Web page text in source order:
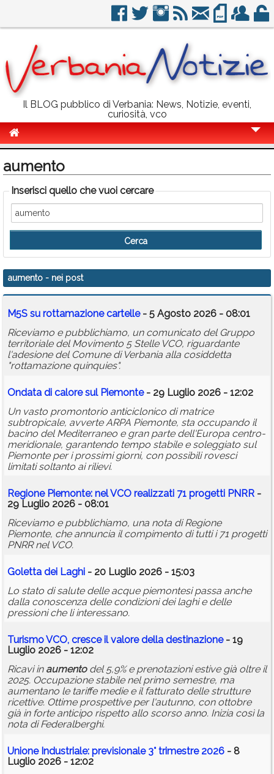
Il BLOG pubblico di Verbania: News, Notizie, eventi,
curiosità, vco
Politica
Sport
Eventi
Info Utili
Rubriche
Calendario
Annunci
aumento
Inserisci quello che vuoi cercare
aumento - nei post
M5S su rottamazione cartelle- 5 Agosto 2026 - 08:01
Riceviamo e pubblichiamo, un comunicato del Gruppo
territoriale del Movimento 5 Stelle VCO, riguardante
l'adesione del Comune di Verbania alla cosiddetta
"rottamazione quinquies".
Ondata di calore sul Piemonte- 29 Luglio 2026 - 12:02
Un vasto promontorio anticiclonico di matrice
subtropicale, avverte ARPA Piemonte, sta occupando il
bacino del Mediterraneo e gran parte dell'Europa centro-
meridionale, garantendo tempo stabile e soleggiato sul
Piemonte per i prossimi giorni, con possibili rovesci
limitati soltanto ai rilievi.
Regione Piemonte: nel VCO realizzati 71 progetti PNRR -
29 Luglio 2026 - 08:01
Riceviamo e pubblichiamo, una nota di Regione
Piemonte, che annuncia il compimento di tutti i 71 progetti
PNRR nel VCO.
Goletta dei Laghi - 20 Luglio 2026 - 15:03
Lo stato di salute delle acque piemontesi passa anche
dalla conoscenza delle condizioni dei laghi e delle
pressioni che li interessano.
Turismo VCO, cresce il valore della destinazione- 19
Luglio 2026 - 12:02
Ricavi in aumentodel 5,9% e prenotazioni estive già oltre il
2025. Occupazione stabile nel primo semestre, ma
aumentano le tariffe medie e il fatturato delle strutture
ricettive. Ottime prospettive per l'autunno, con ottobre
già in forte anticipo rispetto allo scorso anno. Inizia così la
nota di Federalberghi.
Unione Industriale: previsionale 3° trimestre 2026 - 8
Luglio 2026 - 12:02